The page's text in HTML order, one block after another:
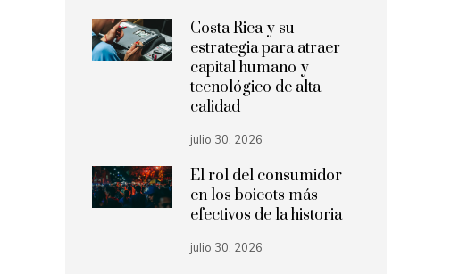
Costa Rica y su
estrategia para atraer
capital humano y
tecnológico de alta
calidad
julio 30, 2026
El rol del consumidor
en los boicots más
efectivos de la historia
julio 30, 2026